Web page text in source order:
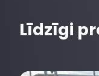
Līdzīgi